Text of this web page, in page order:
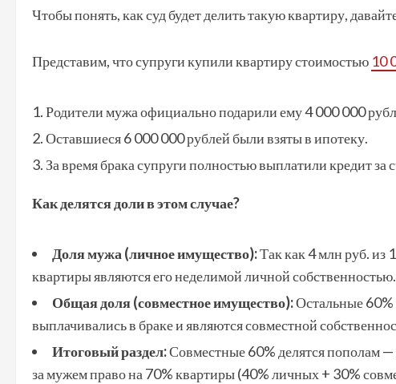
Чтобы понять, как суд будет делить такую квартиру,
Представим, что супруги купили квартиру стоимостью 10
Родители мужа официально подарили ему 4 000 000
Оставшиеся 6 000 000 рублей были взяты в ипотеку.
За время брака супруги полностью выплатили кредит за
Как делятся доли в этом случае?
Доля мужа (личное имущество):Так как 4 млн руб.
квартиры являются его неделимой личной собственностью.
Общая доля (совместное имущество):Остальные 60%
выплачивались в браке и являются совместной
Итоговый раздел:Совместные 60% делятся пополам —
за мужем право на 70% квартиры (40% личных + 30%